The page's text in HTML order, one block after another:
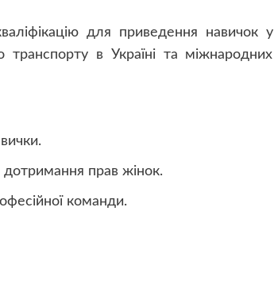
для приведення навичок у
транспорту в Україні та міжнародних
дотримання прав жінок.
команди.